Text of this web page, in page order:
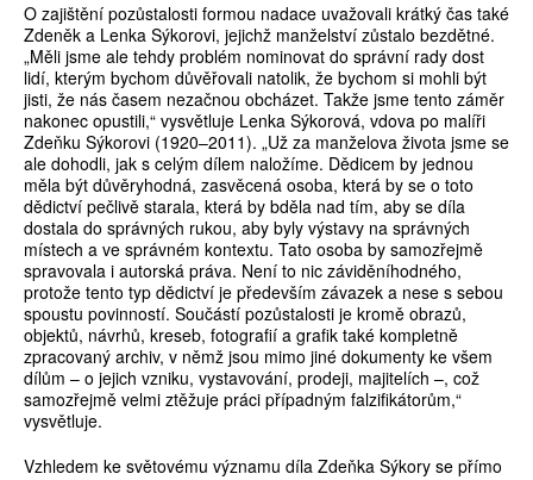
O zajištění pozůstalosti formou nadace uvažovali krátký čas také
Zdeněk a Lenka Sýkorovi, jejichž manželství zůstalo bezdětné.
„Měli jsme ale tehdy problém nominovat do správní rady dost
lidí, kterým bychom důvěřovali natolik, že bychom si mohli být
jisti, že nás časem nezačnou obcházet. Takže jsme tento záměr
nakonec opustili,“ vysvětluje Lenka Sýkorová, vdova po malíři
Zdeňku Sýkorovi (1920–2011). „Už za manželova života jsme se
ale dohodli, jak s celým dílem naložíme. Dědicem by jednou
měla být důvěryhodná, zasvěcená osoba, která by se o toto
dědictví pečlivě starala, která by bděla nad tím, aby se díla
dostala do správných rukou, aby byly výstavy na správných
místech a ve správném kontextu. Tato osoba by samozřejmě
spravovala i autorská práva. Není to nic záviděníhodného,
protože tento typ dědictví je především závazek a nese s sebou
spoustu povinností. Součástí pozůstalosti je kromě obrazů,
objektů, návrhů, kreseb, fotografií a grafik také kompletně
zpracovaný archiv, v němž jsou mimo jiné dokumenty ke všem
dílům – o jejich vzniku, vystavování, prodeji, majitelích –, což
samozřejmě velmi ztěžuje práci případným falzifikátorům,“
vysvětluje.
Vzhledem ke světovému významu díla Zdeňka Sýkory se přímo